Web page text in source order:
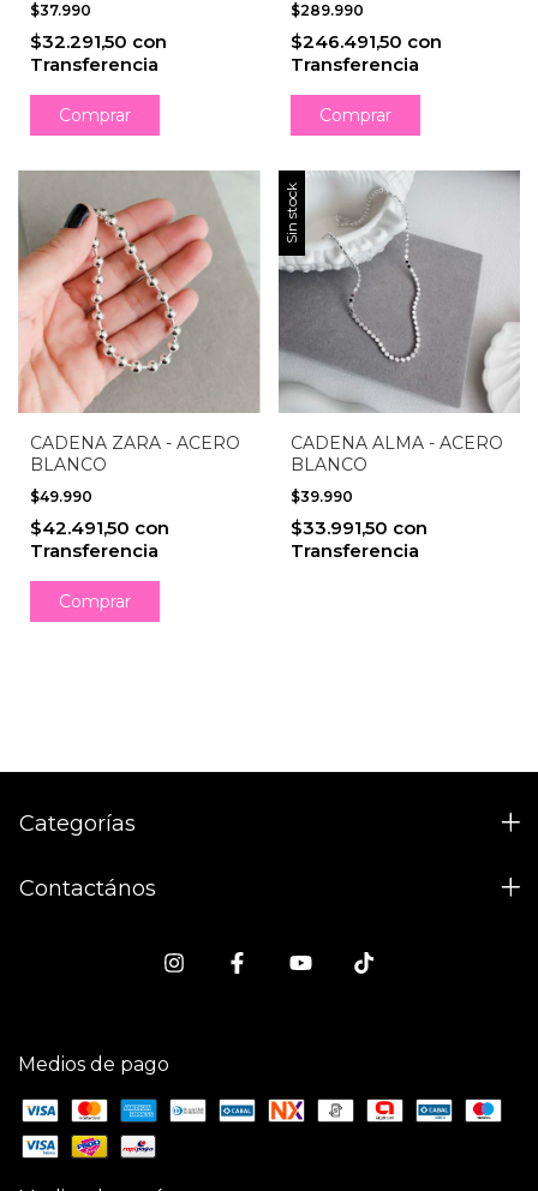
$37.990
$32.291,50 con
Transferencia
$289.990
$246.491,50 con
Transferencia
CADENA ZARA - ACERO
BLANCO
$49.990
$42.491,50 con
Transferencia
Sin stock
CADENA ALMA - ACERO
BLANCO
$39.990
$33.991,50 con
Transferencia
Categorías
Contactános
Medios de pago